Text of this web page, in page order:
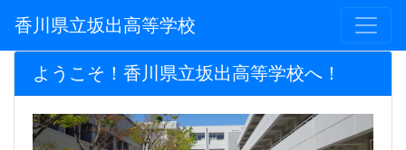
香川県立坂出高等学校
ようこそ！香川県立坂出高等学校へ！